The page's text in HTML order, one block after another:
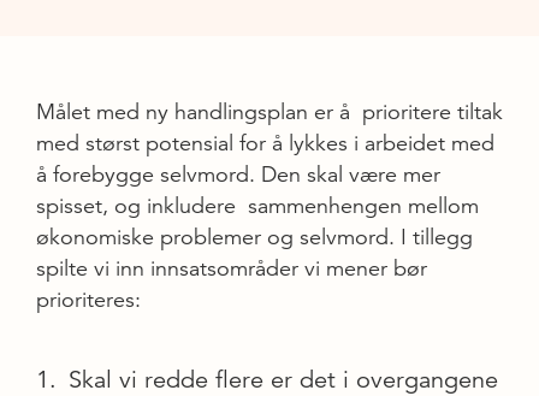
Målet med ny handlingsplan er å prioritere tiltak
med størst potensial for å lykkes i arbeidet med
å forebygge selvmord. Den skal være mer
spisset, og inkludere sammenhengen mellom
økonomiske problemer og selvmord. I tillegg
spilte vi inn innsatsområder vi mener bør
prioriteres:
Skal vi redde flere er det i overgangene